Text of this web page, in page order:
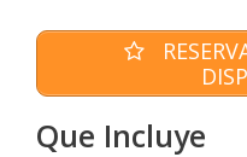
Que Incluye